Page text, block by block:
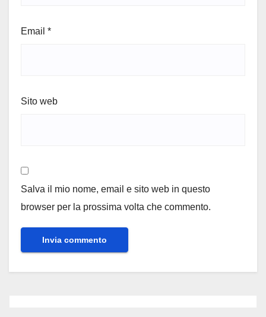
Email *
Sito web
Salva il mio nome, email e sito web in questo
browser per la prossima volta che commento.